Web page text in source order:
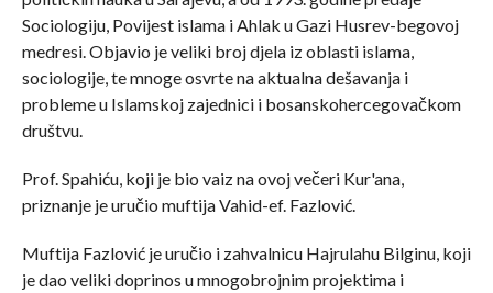
Sociologiju, Povijest islama i Ahlak u Gazi Husrev-begovoj
medresi. Objavio je veliki broj djela iz oblasti islama,
sociologije, te mnoge osvrte na aktualna dešavanja i
probleme u Islamskoj zajednici i bosanskohercegovačkom
društvu.
Prof. Spahiću, koji je bio vaiz na ovoj večeri Kur'ana,
priznanje je uručio muftija Vahid-ef. Fazlović.
Muftija Fazlović je uručio i zahvalnicu Hajrulahu Bilginu, koji
je dao veliki doprinos u mnogobrojnim projektima i